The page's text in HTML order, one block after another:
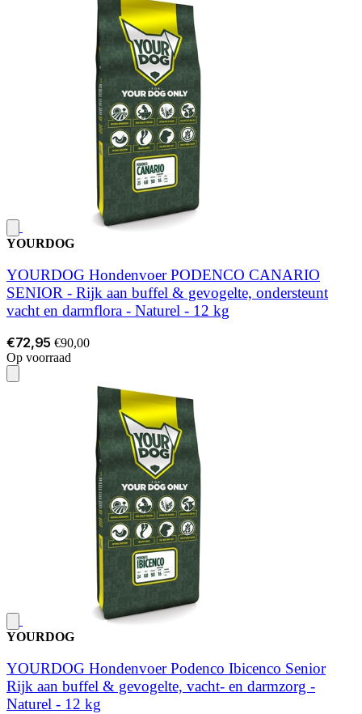
YOURDOG
YOURDOG Hondenvoer PODENCO CANARIO
SENIOR - Rijk aan buffel & gevogelte, ondersteunt
vacht en darmflora - Naturel - 12 kg
€72,95 €90,00
Op voorraad
YOURDOG
YOURDOG Hondenvoer Podenco Ibicenco Senior
Rijk aan buffel & gevogelte, vacht- en darmzorg -
Naturel - 12 kg